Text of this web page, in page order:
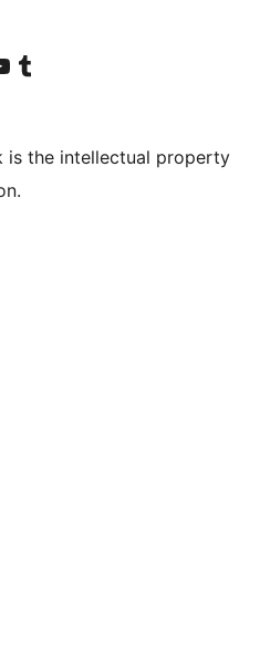
频道 访问我们的 Tumblr 账号
is the intellectual property